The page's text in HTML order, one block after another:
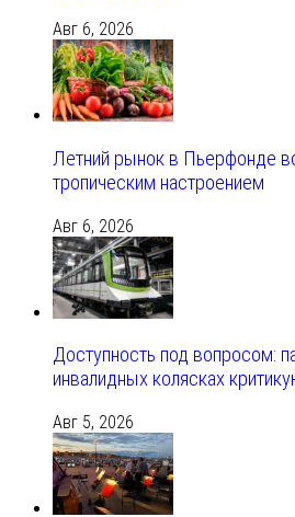
Авг 6, 2026
Летний рынок в Пьерфонде
тропическим настроением
Авг 6, 2026
Доступность под вопросом:
инвалидных колясках
Авг 5, 2026